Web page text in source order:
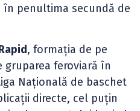
în penultima secundă de
, formația de pe
gruparea feroviară în
Națională de baschet
directe, cel puțin